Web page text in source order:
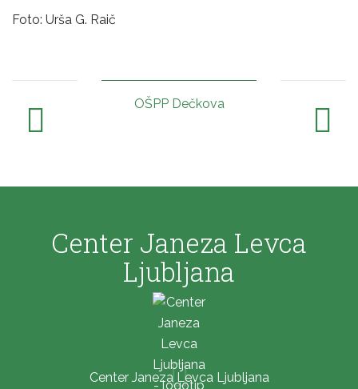
Foto: Urša G. Raič
OŠPP Dečkova
Center Janeza Levca
Ljubljana
Center Janeza Levca Ljubljana